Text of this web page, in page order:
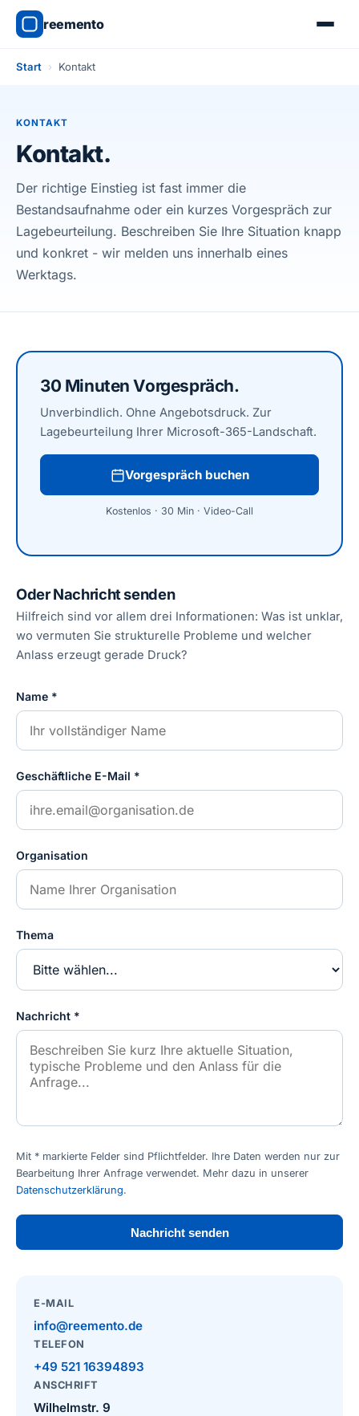
reemento
Start › Kontakt
KONTAKT
Kontakt.
Der richtige Einstieg ist fast immer die
Bestandsaufnahme oder ein kurzes Vorgespräch zur
Lagebeurteilung. Beschreiben Sie Ihre Situation knapp
und konkret - wir melden uns innerhalb eines
Werktags.
30 Minuten Vorgespräch.
Unverbindlich. Ohne Angebotsdruck. Zur
Lagebeurteilung Ihrer Microsoft-365-Landschaft.
Vorgespräch buchen
Kostenlos · 30 Min · Video-Call
Oder Nachricht senden
Hilfreich sind vor allem drei Informationen: Was ist unklar,
wo vermuten Sie strukturelle Probleme und welcher
Anlass erzeugt gerade Druck?
Name *
Geschäftliche E-Mail *
Organisation
Thema
Nachricht *
Mit * markierte Felder sind Pflichtfelder. Ihre Daten werden nur zur
Bearbeitung Ihrer Anfrage verwendet. Mehr dazu in unserer
Datenschutzerklärung.
Nachricht senden
E-MAIL
info@reemento.de
TELEFON
+49 521 16394893
ANSCHRIFT
Wilhelmstr. 9